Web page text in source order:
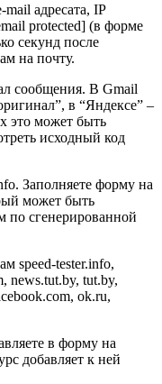
адресата, IP
protected] (в форме
секунд после
на почту.
сообщения. В Gmail
в “Яндексе” –
это может быть
исходный код
Заполняете форму на
может быть
по сгенерированной
speed-tester.info,
news.tut.by, tut.by,
ok.ru,
в форму на
добавляет к ней